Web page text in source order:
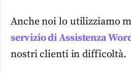
Anche noi lo utilizziamo
servizio di Assistenza
nostri clienti in difficoltà.